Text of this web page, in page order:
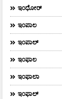
ಇಂಧೋರ್
ಇಂಪಾಲ
ಇಂಪಾಲ್‌
ಇಂಫಾಲ
ಇಂಫಾಲಾ
ಇಂಫಾಲ್